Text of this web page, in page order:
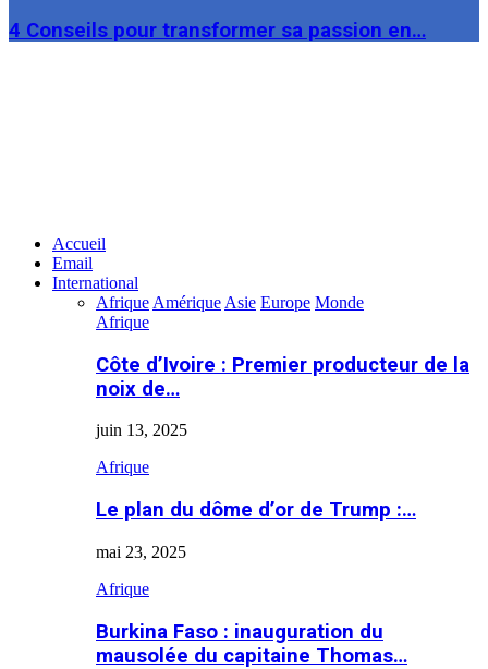
4 Conseils pour transformer sa passion en…
Accueil
Email
International
Afrique Amérique Asie Europe Monde
Afrique
Côte d’Ivoire : Premier producteur de la
noix de…
juin 13, 2025
Afrique
Le plan du dôme d’or de Trump :…
mai 23, 2025
Afrique
Burkina Faso : inauguration du
mausolée du capitaine Thomas…